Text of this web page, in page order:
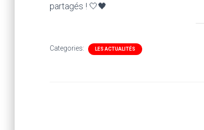
partagés ! 🤍🖤
Categories: LES ACTUALITÉS